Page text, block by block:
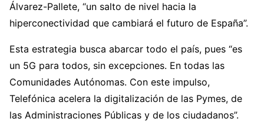
Álvarez-Pallete, “un salto de nivel hacia la
hiperconectividad que cambiará el futuro de España”.
Esta estrategia busca abarcar todo el país, pues “es
un 5G para todos, sin excepciones. En todas las
Comunidades Autónomas. Con este impulso,
Telefónica acelera la digitalización de las Pymes, de
las Administraciones Públicas y de los ciudadanos”.